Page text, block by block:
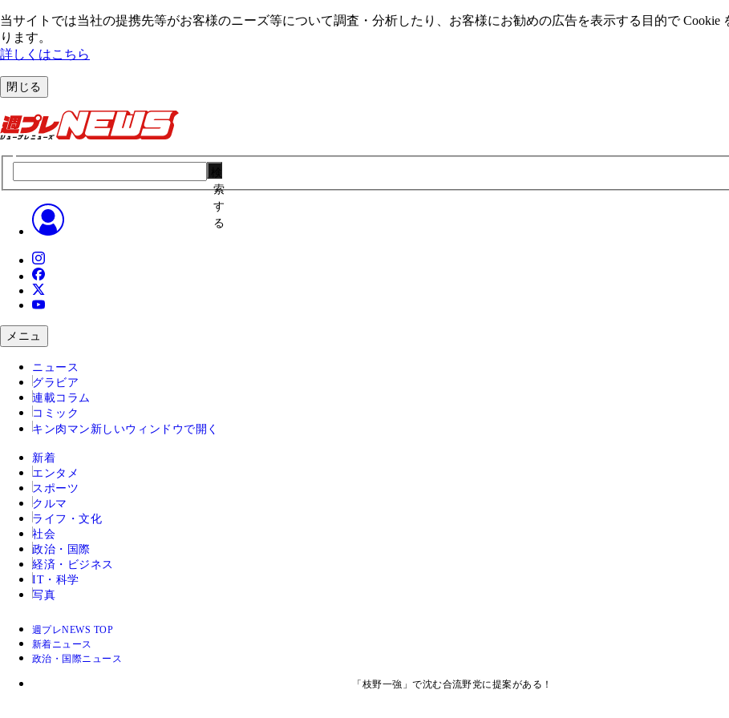
当サイトでは当社の提携先等がお客様のニーズ等について調査・分析したり、お客様にお勧めの広告を表⽰する⽬的で Cookie
ります。
詳しくはこちら
閉じる
索
す
る
メニュ
ニュース
グラビア
連載コラム
コミック
キン肉マン 新しいウィンドウで開く
新着
エンタメ
スポーツ
クルマ
ライフ・文化
社会
政治・国際
経済・ビジネス
IT・科学
写真
週プレNEWS TOP
新着ニュース
政治・国際ニュース
「枝野一強」で沈む合流野党に提案がある！